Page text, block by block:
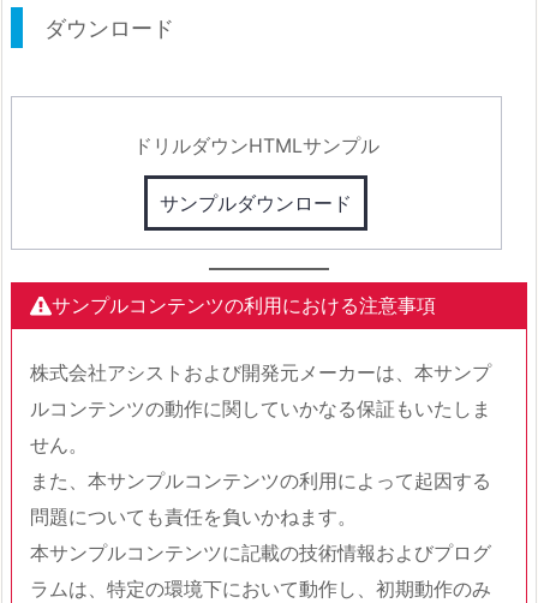
ダウンロード
ドリルダウンHTMLサンプル
サンプルダウンロード
サンプルコンテンツの利用における注意事項
株式会社アシストおよび開発元メーカーは、本サンプ
ルコンテンツの動作に関していかなる保証もいたしま
せん。
また、本サンプルコンテンツの利用によって起因する
問題についても責任を負いかねます。
本サンプルコンテンツに記載の技術情報およびプログ
ラムは、特定の環境下において動作し、初期動作のみ